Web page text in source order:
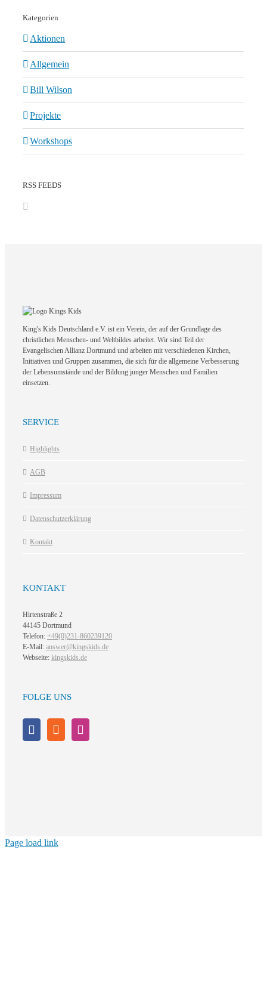
Kategorien
Aktionen
Allgemein
Bill Wilson
Projekte
Workshops
RSS FEEDS
King's Kids Deutschland e.V. ist ein Verein, der auf der Grundlage des
christlichen Menschen- und Weltbildes arbeitet. Wir sind Teil der
Evangelischen Allianz Dortmund und arbeiten mit verschiedenen Kirchen,
Initiativen und Gruppen zusammen, die sich für die allgemeine Verbesserung
der Lebensumstände und der Bildung junger Menschen und Familien
einsetzen.
SERVICE
Highlights
AGB
Impressum
Datenschutzerklärung
Kontakt
KONTAKT
Hirtenstraße 2
44145 Dortmund
Telefon: +49(0)231-860239120
E-Mail: answer@kingskids.de
Webseite: kingskids.de
FOLGE UNS
Page load link